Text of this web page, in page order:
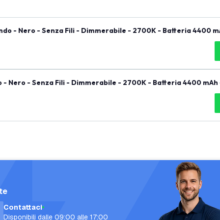
- Nero - Senza Fili - Dimmerabile - 2700K - Batteria 4400
Nero - Senza Fili - Dimmerabile - 2700K - Batteria 4400 mAh
Contattaci
Disponibili dalle 09:00 alle 17:00